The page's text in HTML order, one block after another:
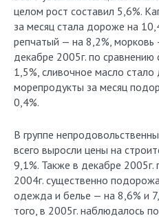
целом рост составил 5,6%.
за месяц стала дороже на
репчатый — на 8,2%,
декабре 2005г. по
1,5%, сливочное масло
морепродукты за месяц
0,4%.
В группе
всего выросли цены на
9,1%. Также в декабре
2004г. существенно
одежда и белье — на 8,6% и
того, в 2005г. наблюдалось